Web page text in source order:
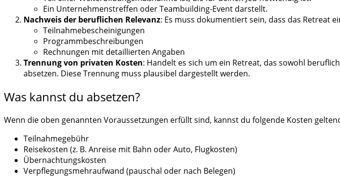
Ein Unternehmenstreffen oder Teambuilding-Event darstellt.
Nachweis der beruflichen Relevanz: Es muss dokumentiert sein, dass das Retreat
Teilnahmebescheinigungen
Programmbeschreibungen
Rechnungen mit detaillierten Angaben
Trennung von privaten Kosten: Handelt es sich um ein Retreat, das sowohl
absetzen. Diese Trennung muss plausibel dargestellt werden.
Was kannst du absetzen?
Wenn die oben genannten Voraussetzungen erfüllt sind, kannst du folgende Kosten
Teilnahmegebühr
Reisekosten (z. B. Anreise mit Bahn oder Auto, Flugkosten)
Übernachtungskosten
Verpflegungsmehraufwand (pauschal oder nach Belegen)